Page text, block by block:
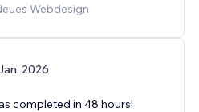
Webdesign
2026
completed in 48 hours!